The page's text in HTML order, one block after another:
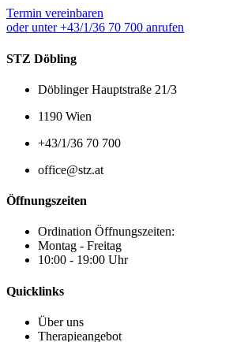
Termin vereinbaren
oder unter +43/1/36 70 700 anrufen
STZ Döbling
Döblinger Hauptstraße 21/3
1190 Wien
+43/1/36 70 700
office@stz.at
Öffnungszeiten
Ordination Öffnungszeiten:
Montag - Freitag
10:00 - 19:00 Uhr
Quicklinks
Über uns
Therapieangebot